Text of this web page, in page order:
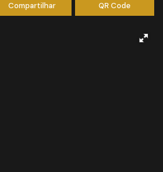
Compartilhar QR Code